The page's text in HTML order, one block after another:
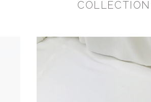
COLLECTION